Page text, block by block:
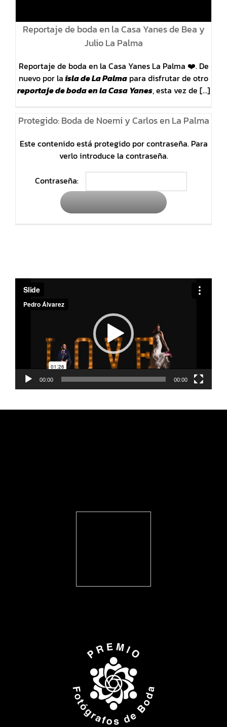
Reportaje de boda en la Casa Yanes de Bea y
Julio La Palma
Reportaje de boda en la Casa Yanes La Palma ❤️. De
nuevo por laisla de La Palma para disfrutar de otro
reportaje de boda en la Casa Yanes, esta vez de […]
Protegido: Boda de Noemi y Carlos en La Palma
Este contenido está protegido por contraseña. Para
verlo introduce la contraseña.
Contraseña:
Reproductor
vídeo
00:00 00:00